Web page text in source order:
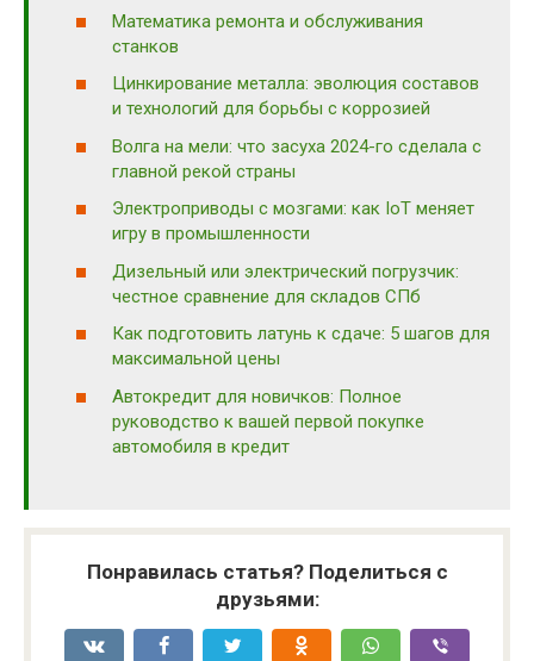
Математика ремонта и обслуживания
станков
Цинкирование металла: эволюция составов
и технологий для борьбы с коррозией
Волга на мели: что засуха 2024-го сделала с
главной рекой страны
Электроприводы с мозгами: как IoT меняет
игру в промышленности
Дизельный или электрический погрузчик:
честное сравнение для складов СПб
Как подготовить латунь к сдаче: 5 шагов для
максимальной цены
Автокредит для новичков: Полное
руководство к вашей первой покупке
автомобиля в кредит
Понравилась статья? Поделиться с
друзьями: